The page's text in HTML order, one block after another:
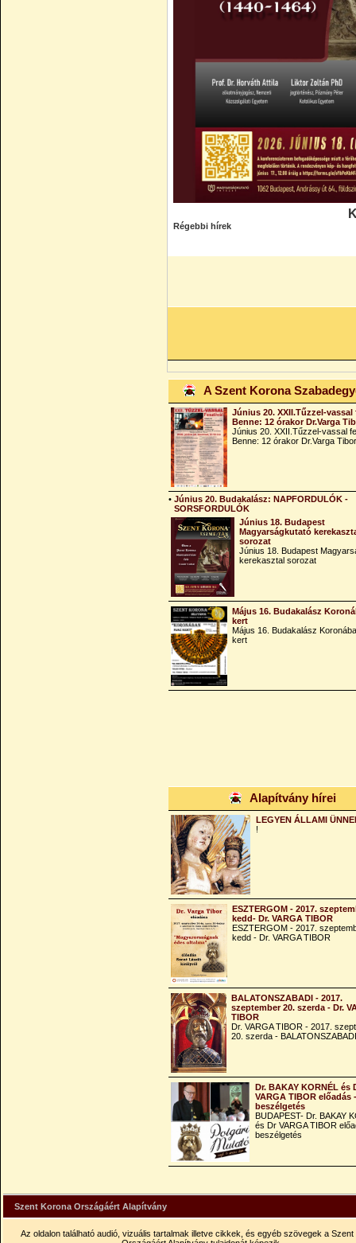
Régebbi hírek
A Szent Korona
Június 20. XXII.Tűzzel-
Benne: 12 órakor Dr.Varga
Június 20. XXII.Tűzzel-vassal
Benne: 12 órakor Dr.Varga Tibor
• Június 20. Budakalász: NAPFORDULÓK -
SORSFORDULÓK
Június 18. Budapest
Magyarságkutató
sorozat
Június 18. Budapest
kerekasztal sorozat
Május 16. Budakalász
kert
Május 16. Budakalász
kert
Alapítvány hírei
LEGYEN ÁLLAMI
!
ESZTERGOM - 2017.
kedd- Dr. VARGA TIBOR
ESZTERGOM - 2017.
kedd - Dr. VARGA TIBOR
BALATONSZABADI - 2017.
szeptember 20. szerda - Dr.
TIBOR
Dr. VARGA TIBOR - 2017.
20. szerda - BALATONSZABADI
Dr. BAKAY KORNÉL és
VARGA TIBOR előadás -
beszélgetés
BUDAPEST- Dr. BAKAY
és Dr VARGA TIBOR
beszélgetés
Szent Korona Országáért Alapítvány
Az oldalon található audió, vizuális tartalmak illetve cikkek, és egyéb szövegek a Szent